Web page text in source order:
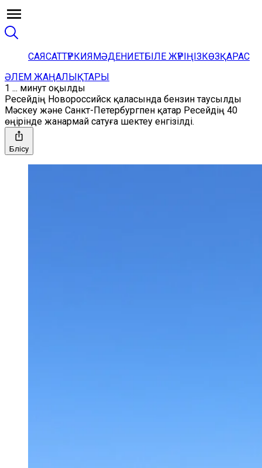
САЯСАТТҮРКИЯМӘДЕНИЕТБІЛЕ ЖҮРІҢІЗКӨЗҚАРАС
ӘЛЕМ ЖАҢАЛЫҚТАРЫ
1 ... минут оқылды
Ресейдің Новороссийск қаласында бензин таусылды
Мәскеу және Санкт-Петербургпен қатар Ресейдің 40
өңірінде жанармай сатуға шектеу енгізілді.
Бөлісу